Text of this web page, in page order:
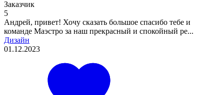
Заказчик
5
Андрей, привет! Хочу сказать большое спасибо тебе и
команде Маэстро за наш прекрасный и спокойный ре...
Дизайн
01.12.2023